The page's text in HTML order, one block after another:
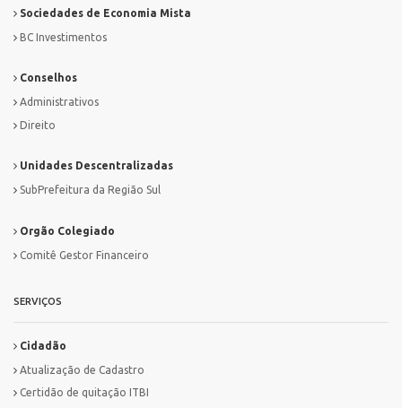
Sociedades de Economia Mista
BC Investimentos
Conselhos
Administrativos
Direito
Unidades Descentralizadas
SubPrefeitura da Região Sul
Orgão Colegiado
Comitê Gestor Financeiro
SERVIÇOS
Cidadão
Atualização de Cadastro
Certidão de quitação ITBI